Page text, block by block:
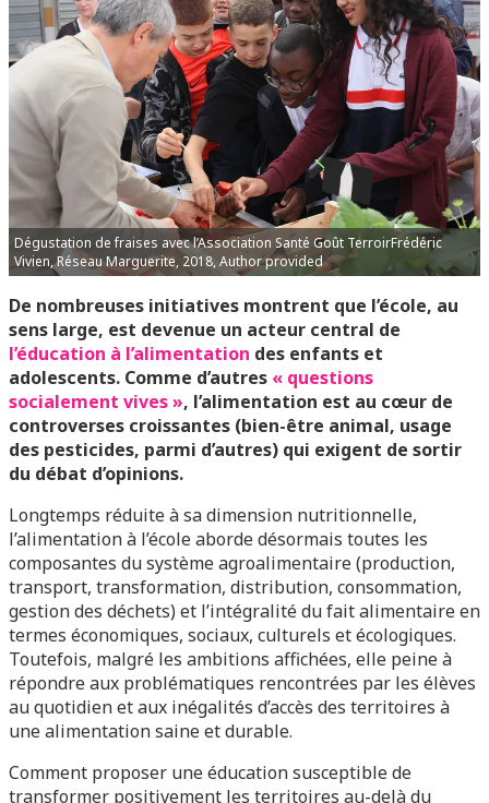
Dégustation de fraises avec l’Association Santé Goût TerroirFrédéric
Vivien, Réseau Marguerite, 2018, Author provided
De nombreuses initiatives montrent que l’école, au
sens large, est devenue un acteur central de
l’éducation à l’alimentation des enfants et
adolescents. Comme d’autres « questions
socialement vives », l’alimentation est au cœur de
controverses croissantes (bien-être animal, usage
des pesticides, parmi d’autres) qui exigent de sortir
du débat d’opinions.
Longtemps réduite à sa dimension nutritionnelle,
l’alimentation à l’école aborde désormais toutes les
composantes du système agroalimentaire (production,
transport, transformation, distribution, consommation,
gestion des déchets) et l’intégralité du fait alimentaire en
termes économiques, sociaux, culturels et écologiques.
Toutefois, malgré les ambitions affichées, elle peine à
répondre aux problématiques rencontrées par les élèves
au quotidien et aux inégalités d’accès des territoires à
une alimentation saine et durable.
Comment proposer une éducation susceptible de
transformer positivement les territoires au-delà du